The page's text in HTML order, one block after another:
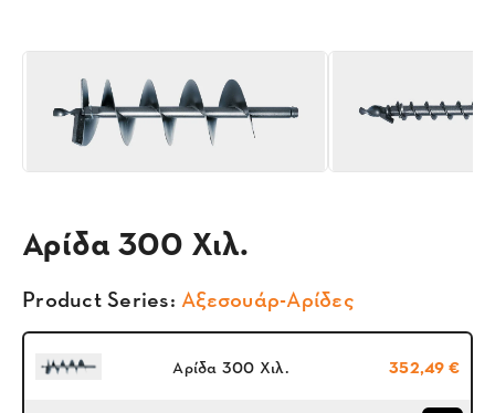
Αρίδα 300 Χιλ.
Product Series: Αξεσουάρ-Αρίδες
Αρίδα 300 Χιλ. 352,49 €